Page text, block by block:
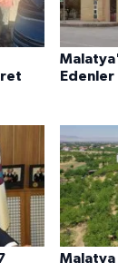
Edenler
Malatya